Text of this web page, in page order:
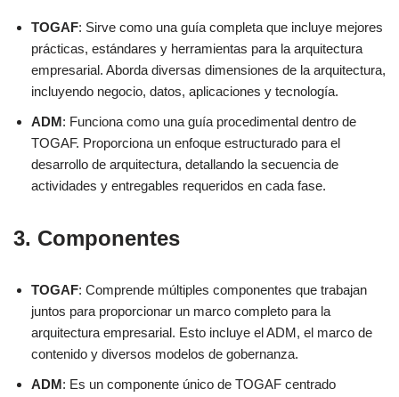
TOGAF: Sirve como una guía completa que incluye mejores
prácticas, estándares y herramientas para la arquitectura
empresarial. Aborda diversas dimensiones de la arquitectura,
incluyendo negocio, datos, aplicaciones y tecnología.
ADM: Funciona como una guía procedimental dentro de
TOGAF. Proporciona un enfoque estructurado para el
desarrollo de arquitectura, detallando la secuencia de
actividades y entregables requeridos en cada fase.
3. Componentes
TOGAF: Comprende múltiples componentes que trabajan
juntos para proporcionar un marco completo para la
arquitectura empresarial. Esto incluye el ADM, el marco de
contenido y diversos modelos de gobernanza.
ADM: Es un componente único de TOGAF centrado